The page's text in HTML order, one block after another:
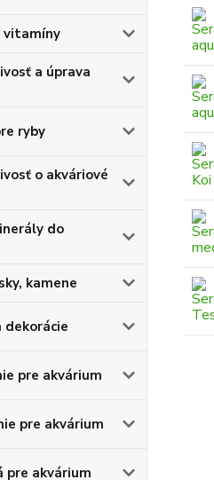
vitamíny
a úprava
ryby
o akváriové
do
kamene
dekorácie
pre akvárium
pre akvárium
pre akvárium